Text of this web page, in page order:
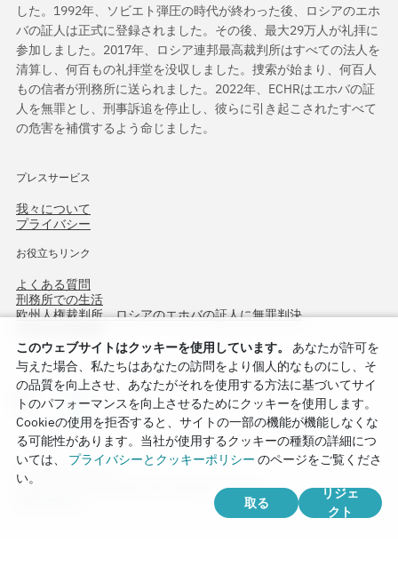
した。1992年、ソビエト弾圧の時代が終わった後、ロシアのエホ
バの証人は正式に登録されました。その後、最大29万人が礼拝に
参加しました。2017年、ロシア連邦最高裁判所はすべての法人を
清算し、何百もの礼拝堂を没収しました。捜索が始まり、何百人
もの信者が刑務所に送られました。2022年、ECHRはエホバの証
人を無罪とし、刑事訴追を停止し、彼らに引き起こされたすべて
の危害を補償するよう命じました。
プレスサービス
我々について
プライバシー
お役立ちリンク
よくある質問
刑務所での生活
欧州人権裁判所、ロシアのエホバの証人に無罪判決
Copyright © 2026
Watch Tower Bible and Tract Society of Korea.
このウェブサイトはクッキーを使用しています。
あなたが許可を
与えた場合、私たちはあなたの訪問をより個人的なものにし、そ
の品質を向上させ、あなたがそれを使用する方法に基づいてサイ
トのパフォーマンスを向上させるためにクッキーを使用します。
Cookieの使用を拒否すると、サイトの一部の機能が機能しなくな
る可能性があります。当社が使用するクッキーの種類の詳細につ
いては、 プライバシーとクッキーポリシー のページをご覧くださ
い。
取る
リジェ
クト